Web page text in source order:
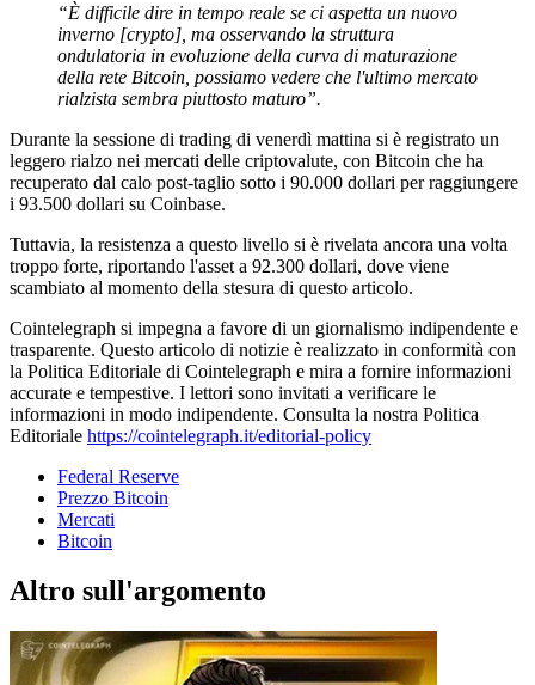
“È difficile dire in tempo reale se ci aspetta un nuovo
inverno [crypto], ma osservando la struttura
ondulatoria in evoluzione della curva di maturazione
della rete Bitcoin, possiamo vedere che l'ultimo mercato
rialzista sembra piuttosto maturo”.
Durante la sessione di trading di venerdì mattina si è registrato un
leggero rialzo nei mercati delle criptovalute, con Bitcoin che ha
recuperato dal calo post-taglio sotto i 90.000 dollari per raggiungere
i 93.500 dollari su Coinbase.
Tuttavia, la resistenza a questo livello si è rivelata ancora una volta
troppo forte, riportando l'asset a 92.300 dollari, dove viene
scambiato al momento della stesura di questo articolo.
Cointelegraph si impegna a favore di un giornalismo indipendente e
trasparente. Questo articolo di notizie è realizzato in conformità con
la Politica Editoriale di Cointelegraph e mira a fornire informazioni
accurate e tempestive. I lettori sono invitati a verificare le
informazioni in modo indipendente. Consulta la nostra Politica
Editoriale https://cointelegraph.it/editorial-policy
Federal Reserve
Prezzo Bitcoin
Mercati
Bitcoin
Altro sull'argomento